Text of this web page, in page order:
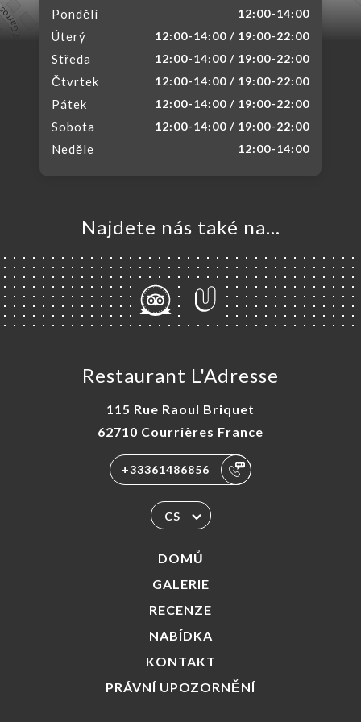
Pondělí 12:00-14:00
Úterý 12:00-14:00 / 19:00-22:00
Středa 12:00-14:00 / 19:00-22:00
Čtvrtek 12:00-14:00 / 19:00-22:00
Pátek 12:00-14:00 / 19:00-22:00
Sobota 12:00-14:00 / 19:00-22:00
Neděle 12:00-14:00
Najdete nás také na...
Restaurant L'Adresse
115 Rue Raoul Briquet
62710 Courrières France
+33361486856
CS
DOMŮ
GALERIE
RECENZE
NABÍDKA
KONTAKT
PRÁVNÍ UPOZORNĚNÍ